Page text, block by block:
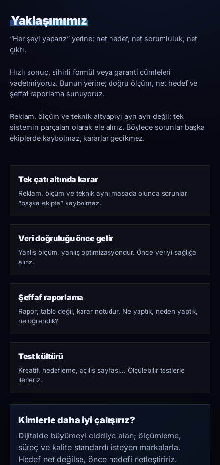
Yaklaşımımız
“Her şeyi yaparız” yerine; net hedef, net sorumluluk, net
çıktı.
Hızlı sonuç, sihirli formül veya garanti cümleleri
vadetmiyoruz. Bunun yerine; doğru ölçüm, net hedef ve
şeffaf raporlama sunuyoruz.
Reklam, ölçüm ve teknik altyapıyı ayrı ayrı değil; tek
sistemin parçaları olarak ele alırız. Böylece sorunlar başka
ekiplerde kaybolmaz, kararlar gecikmez.
Tek çatı altında karar
Reklam, ölçüm ve teknik aynı masada olunca sorunlar
“başka ekipte” kaybolmaz.
Veri doğruluğu önce gelir
Yanlış ölçüm, yanlış optimizasyondur. Önce veriyi sağlığa
alırız.
Şeffaf raporlama
Rapor; tablo değil, karar notudur. Ne yaptık, neden yaptık,
ne öğrendik?
Test kültürü
Kreatif, hedefleme, açılış sayfası… Ölçülebilir testlerle
ilerleriz.
Kimlerle daha iyi çalışırız?
Dijitalde büyümeyi ciddiye alan; ölçümleme,
süreç ve kalite standardı isteyen markalarla.
Hedef net değilse, önce hedefi netleştiririz.